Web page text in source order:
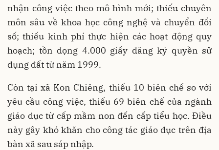
nhận công việc theo mô hình mới; thiếu chuyên
môn sâu về khoa học công nghệ và chuyển đổi
số; thiếu kinh phí thực hiện các hoạt động quy
hoạch; tồn đọng 4.000 giấy đăng ký quyền sử
dụng đất từ năm 1999.
Còn tại xã Kon Chiêng, thiếu 10 biên chế so với
yêu cầu công việc, thiếu 69 biên chế của ngành
giáo dục từ cấp mầm non đến cấp tiểu học. Điều
này gây khó khăn cho công tác giáo dục trên địa
bàn xã sau sáp nhập.